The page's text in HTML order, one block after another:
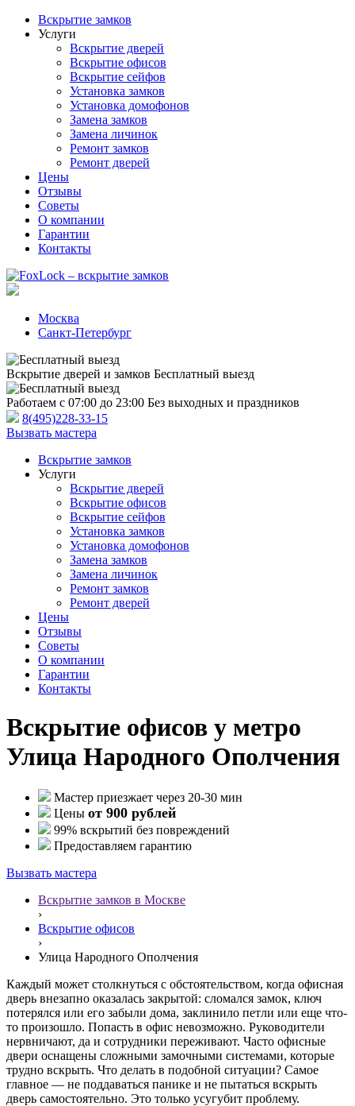
Вскрытие замков
Услуги
Вскрытие дверей
Вскрытие офисов
Вскрытие сейфов
Установка замков
Установка домофонов
Замена замков
Замена личинок
Ремонт замков
Ремонт дверей
Цены
Отзывы
Советы
О компании
Гарантии
Контакты
Москва
Санкт-Петербург
Вскрытие дверей и замков Бесплатный выезд
Работаем с 07:00 до 23:00 Без выходных и праздников
8(495)228-33-15
Вызвать мастера
Вскрытие замков
Услуги
Вскрытие дверей
Вскрытие офисов
Вскрытие сейфов
Установка замков
Установка домофонов
Замена замков
Замена личинок
Ремонт замков
Ремонт дверей
Цены
Отзывы
Советы
О компании
Гарантии
Контакты
Вскрытие офисов у метро
Улица Народного Ополчения
Мастер приезжает через 20-30 мин
Цены от 900 рублей
99% вскрытий без повреждений
Предоставляем гарантию
Вызвать мастера
Вскрытие замков в Москве
›
Вскрытие офисов
›
Улица Народного Ополчения
Каждый может столкнуться с обстоятельством, когда офисная
дверь внезапно оказалась закрытой: сломался замок, ключ
потерялся или его забыли дома, заклинило петли или еще что-
то произошло. Попасть в офис невозможно. Руководители
нервничают, да и сотрудники переживают. Часто офисные
двери оснащены сложными замочными системами, которые
трудно вскрыть. Что делать в подобной ситуации? Самое
главное — не поддаваться панике и не пытаться вскрыть
дверь самостоятельно. Это только усугубит проблему.